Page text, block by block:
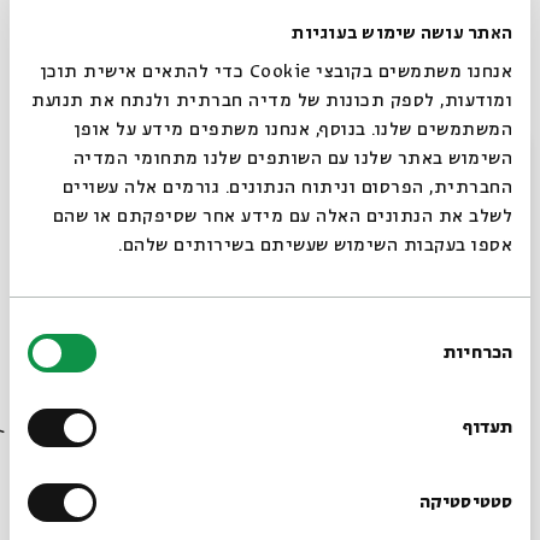
האתר עושה שימוש בעוגיות
אנחנו משתמשים בקובצי Cookie כדי להתאים אישית תוכן
ומודעות, לספק תכונות של מדיה חברתית ולנתח את תנועת
המשתמשים שלנו. בנוסף, אנחנו משתפים מידע על אופן
השימוש באתר שלנו עם השותפים שלנו מתחומי המדיה
החברתית, הפרסום וניתוח הנתונים. גורמים אלה עשויים
לשלב את הנתונים האלה עם מידע אחר שסיפקתם או שהם
אספו בעקבות השימוש שעשיתם בשירותים שלהם.
הסכמה
הכרחיות
תעדוף
סטטיסטיקה
רבי יוסי ורבי יהודה היו הולכים
בדרך
עם: ד"ר עמרי שאשא
סגור